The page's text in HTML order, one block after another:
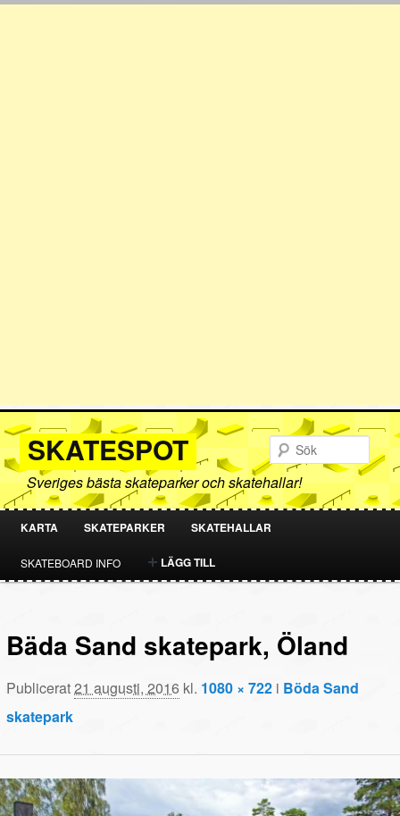
SKATESPOT
Sveriges bästa skateparker och skatehallar!
HOPPA
TILL
HOPPA
TILL
KARTA SKATEPARKER SKATEHALLAR
SKATEBOARD INFO LÄGG TILL
Bäda Sand skatepark, Öland
Publicerat21 augusti, 2016 kl. 1080 × 722 i Böda Sand
skatepark